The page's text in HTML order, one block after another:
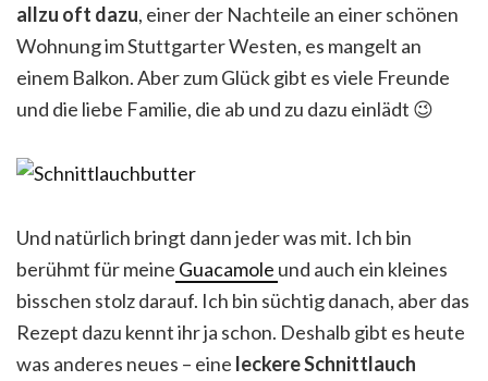
allzu oft dazu, einer der Nachteile an einer schönen
Wohnung im Stuttgarter Westen, es mangelt an
einem Balkon. Aber zum Glück gibt es viele Freunde
und die liebe Familie, die ab und zu dazu einlädt 😉
Und natürlich bringt dann jeder was mit. Ich bin
berühmt für meine Guacamole und auch ein kleines
bisschen stolz darauf. Ich bin süchtig danach, aber das
Rezept dazu kennt ihr ja schon. Deshalb gibt es heute
was anderes neues – eine leckere Schnittlauch